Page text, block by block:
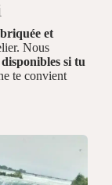
et
Nous
si tu
te convient